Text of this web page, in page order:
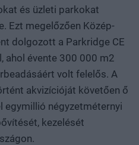
és üzleti parkokat
Ezt megelőzően Közép-
dolgozott a Parkridge CE
ahol évente 300 000 m2
volt felelős. A
akvizícióját követően ő
egymillió négyzetméternyi
kezelését